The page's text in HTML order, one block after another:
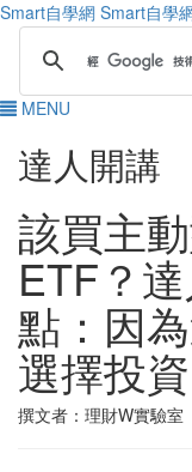
Smart自學網 Smart自學
MENU
達人開講
該買主
ETF？
點：因
選擇投
撰文者：理財W實驗